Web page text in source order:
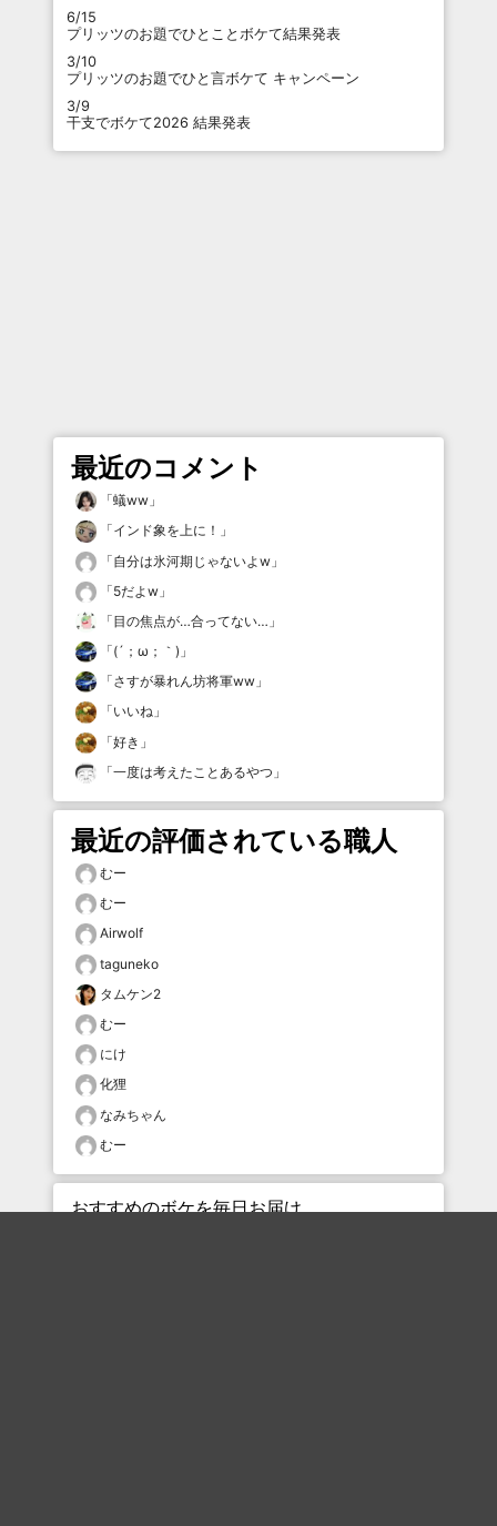
6/15
プリッツのお題でひとことボケて結果発表
3/10
プリッツのお題でひと言ボケて キャンペーン
3/9
干支でボケて2026 結果発表
最近のコメント
「蟻ww 」
「インド象を上に！ 」
「自分は氷河期じゃないよw 」
「5だよw 」
「目の焦点が…合ってない… 」
「(´；ω；｀) 」
「さすが暴れん坊将軍ww 」
「いいね 」
「好き 」
「一度は考えたことあるやつ 」
最近の評価されている職人
むー
むー
Airwolf
taguneko
タムケン2
むー
にけ
化狸
なみちゃん
むー
おすすめのボケを毎日お届け